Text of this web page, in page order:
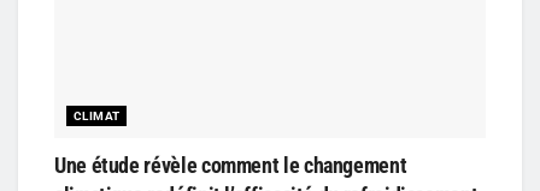
CLIMAT
Une étude révèle comment le changement